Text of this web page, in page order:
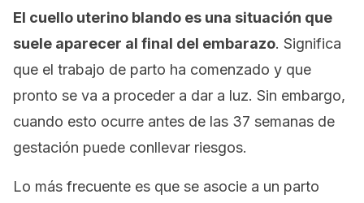
El cuello uterino blando es una situación que
suele aparecer al final del embarazo. Significa
que el trabajo de parto ha comenzado y que
pronto se va a proceder a dar a luz. Sin embargo,
cuando esto ocurre antes de las 37 semanas de
gestación puede conllevar riesgos.
Lo más frecuente es que se asocie a un parto